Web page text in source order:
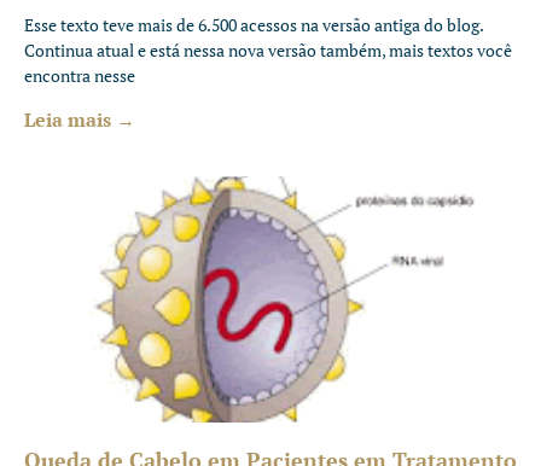
Esse texto teve mais de 6.500 acessos na versão antiga do blog.
Continua atual e está nessa nova versão também, mais textos você
encontra nesse
Leia mais →
Queda de Cabelo em Pacientes em Tratamento